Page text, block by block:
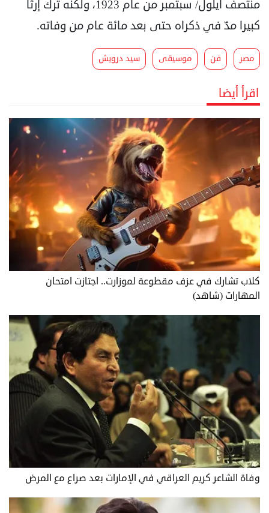
منتصف أيلول/ سبتمبر من عام 1923، ولكنه ترك إرثا
كبيرا مدّ في ذكراه حتى بعد مائة عام من وفاته.
مصر فن موسيقى سيد درويش
اقرأ أيضا
كلاب تشارك في عزف مقطوعة لموزارت.. اجتازت امتحان
المهارات (شاهد)
وفاة الشاعر كريم العراقي في الإمارات بعد صراع مع المرض